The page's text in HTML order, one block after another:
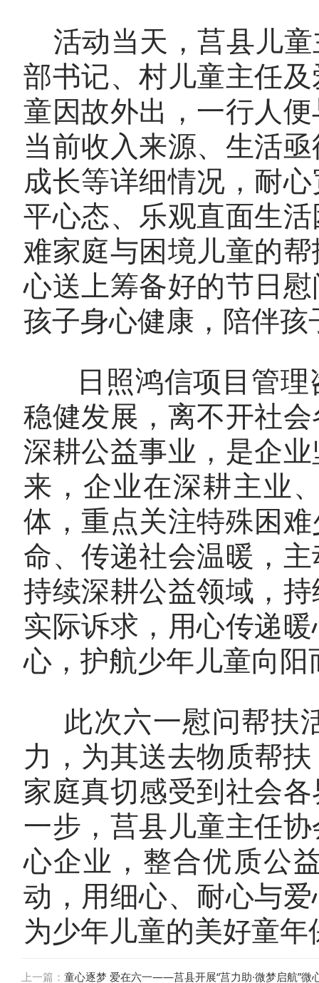
活动当天，莒县儿
部书记、村儿童主任
童因故外出，一行人
当前收入来源、生活
成长等详细情况，耐
平心态、乐观直面生
难家庭与困境儿童的
心送上筹备好的节日
孩子身心健康，陪伴
日照鸿信项目管理
稳健发展，离不开社
深耕公益事业，是企
来，企业在深耕主业
体，重点关注特殊困
命、传递社会温暖，
持续深耕公益领域，
实际诉求，用心传递
心，护航少年儿童向
此次六一慰问帮扶
力，为其送去物质帮
家庭真切感受到社会
一步，莒县儿童主任
心企业，整合优质公
动，用细心、耐心与
为少年儿童的美好童
上一篇： 童心逐梦 爱在六一——莒县开展“莒力助·微梦启航”微